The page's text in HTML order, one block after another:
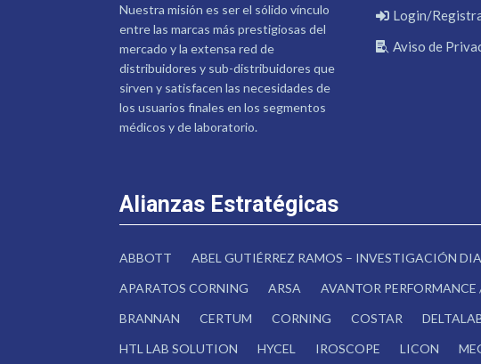
Nuestra misión es ser el sólido vínculo
entre las marcas más prestigiosas del
mercado y la extensa red de
distribuidores y sub-distribuidores que
sirven y satisfacen las necesidades de
los usuarios finales en los segmentos
médicos y de laboratorio.
Login/
Aviso de
Alianzas Estratégicas
ABBOTT ABEL GUTIÉRREZ RAMOS – INVESTIGACIÓN
APARATOS CORNING
ARSA AVANTOR
BRANNAN
CERTUM CORNING COSTAR
HTL LAB SOLUTION
HYCEL IROSCOPE LICON